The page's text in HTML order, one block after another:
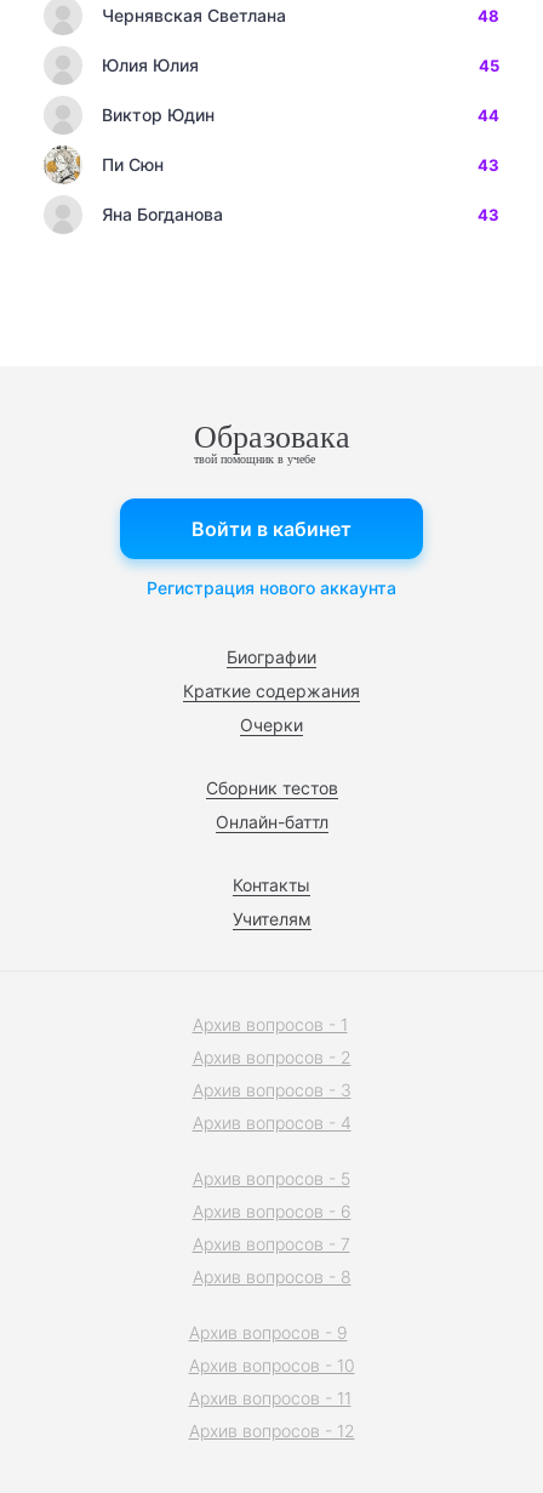
Чернявская Светлана 48
Юлия Юлия 45
Виктор Юдин 44
Пи Сюн 43
Яна Богданова 43
Образовака
твой помощник в учебе
Биографии
Краткие содержания
Очерки
Сборник тестов
Онлайн-баттл
Контакты
Учителям
Войти в кабинет
Регистрация нового аккаунта
Архив вопросов - 1
Архив вопросов - 2
Архив вопросов - 3
Архив вопросов - 4
Архив вопросов - 5
Архив вопросов - 6
Архив вопросов - 7
Архив вопросов - 8
Архив вопросов - 9
Архив вопросов - 10
Архив вопросов - 11
Архив вопросов - 12